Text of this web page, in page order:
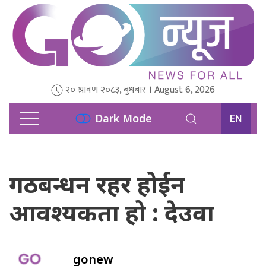
२० श्रावण २०८३, बुधबार । August 6, 2026
Dark Mode EN
गठबन्धन रहर होईन
आवश्यकता हो : देउवा
gonew